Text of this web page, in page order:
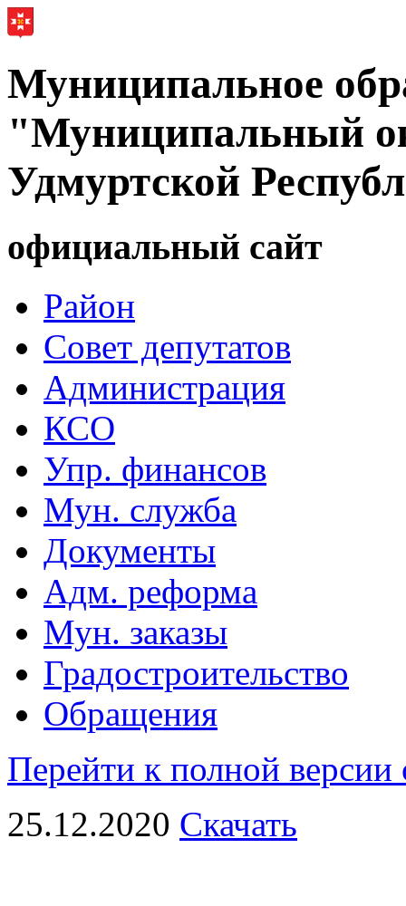
Муниципальное
"Муниципальный
Удмуртской
официальный сайт
Район
Совет депутатов
Администрация
КСО
Упр. финансов
Мун. служба
Документы
Адм. реформа
Мун. заказы
Градостроительство
Обращения
Перейти к полной версии
25.12.2020 Скачать